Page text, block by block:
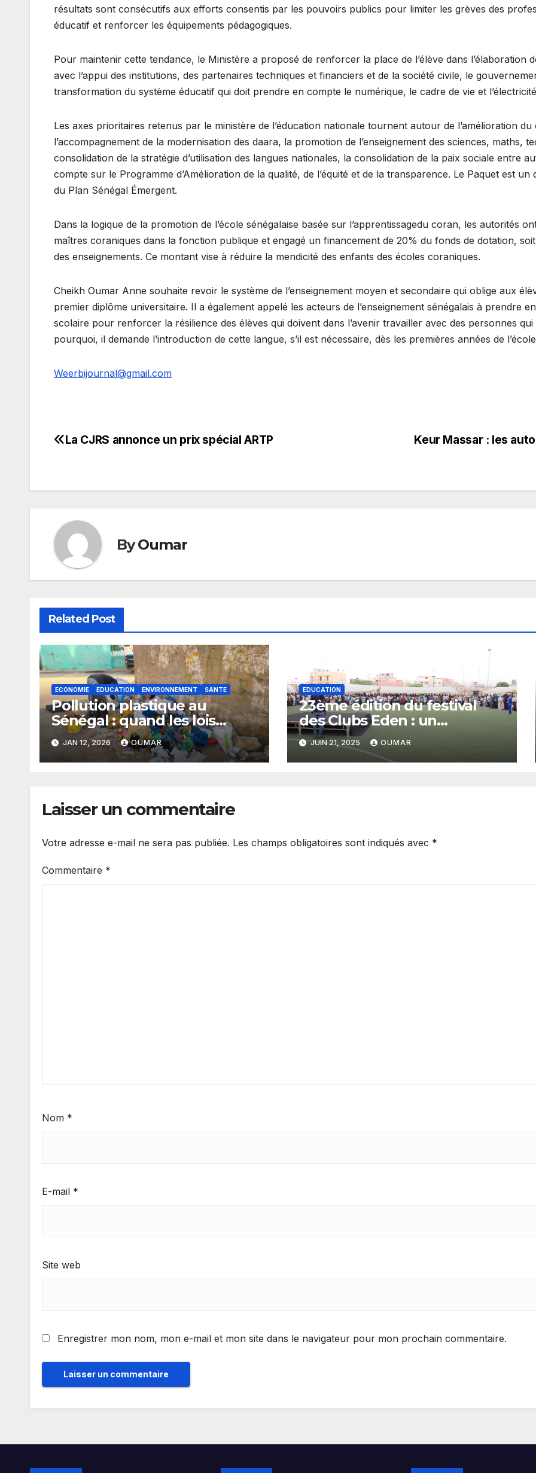
résultats sont consécutifs aux efforts consentis par les pouvoirs publics pour limiter les grèves des
éducatif et renforcer les équipements pédagogiques.
Pour maintenir cette tendance, le Ministère a proposé de renforcer la place de l’élève dans l’élaboration
avec l’appui des institutions, des partenaires techniques et financiers et de la société civile, le
transformation du système éducatif qui doit prendre en compte le numérique, le cadre de vie et
Les axes prioritaires retenus par le ministère de l’éducation nationale tournent autour de l’amélioration
l’accompagnement de la modernisation des daara, la promotion de l’enseignement des sciences, maths,
consolidation de la stratégie d’utilisation des langues nationales, la consolidation de la paix sociale entre
compte sur le Programme d’Amélioration de la qualité, de l’équité et de la transparence. Le Paquet est un
du Plan Sénégal Émergent.
Dans la logique de la promotion de l’école sénégalaise basée sur l’apprentissagedu coran, les autorités
maîtres coraniques dans la fonction publique et engagé un financement de 20% du fonds de dotation,
des enseignements. Ce montant vise à réduire la mendicité des enfants des écoles coraniques.
Cheikh Oumar Anne souhaite revoir le système de l’enseignement moyen et secondaire qui oblige aux
premier diplôme universitaire. Il a également appelé les acteurs de l’enseignement sénégalais à prendre
scolaire pour renforcer la résilience des élèves qui doivent dans l’avenir travailler avec des personnes
pourquoi, il demande l’introduction de cette langue, s’il est nécessaire, dès les premières années de
Weerbijournal@gmail.com
Navigation
l’article
Keur Massar : les
La CJRS annonce un prix spécial ARTP
ByOumar
Related Post
ECONOMIE EDUCATION ENVIRONNEMENT SANTE
Pollution plastique au
Sénégal : quand les lois
restent sans effet
JAN 12, 2026 OUMAR
EDUCATION
23ème édition du festival
des Clubs Eden : un
plaidoyer pour un budget
sensible aux droits de
l’enfant
JUIN 21, 2025 OUMAR
Laisser un commentaire
Votre adresse e-mail ne sera pas publiée. Les champs obligatoires sont indiqués avec *
Commentaire *
Nom *
E-mail *
Site web
Enregistrer mon nom, mon e-mail et mon site dans le navigateur pour mon prochain commentaire.